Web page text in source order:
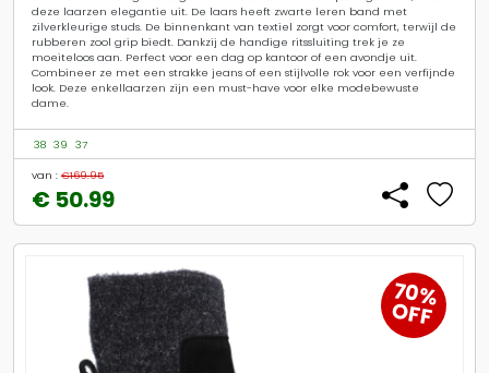
deze laarzen elegantie uit. De laars heeft zwarte leren band met
zilverkleurige studs. De binnenkant van textiel zorgt voor comfort, terwijl de
rubberen zool grip biedt. Dankzij de handige ritssluiting trek je ze
moeiteloos aan. Perfect voor een dag op kantoor of een avondje uit.
Combineer ze met een strakke jeans of een stijlvolle rok voor een verfijnde
look. Deze enkellaarzen zijn een must-have voor elke modebewuste
dame.
38 39 37
van : €169.95
€ 50.99
70%
OFF